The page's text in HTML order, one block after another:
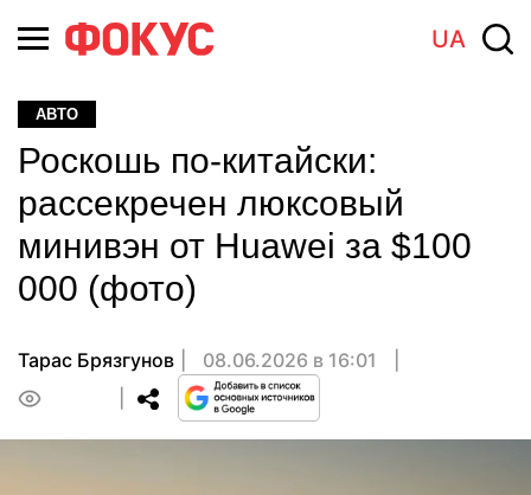
UA
АВТО
Роскошь по-китайски:
рассекречен люксовый
минивэн от Huawei за $100
000 (фото)
Тарас Брязгунов
08.06.2026 в 16:01